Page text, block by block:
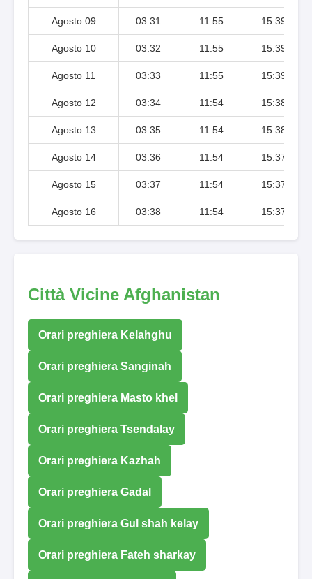
Agosto 09 03:31 11:55 15:39
Agosto 10 03:32 11:55 15:39
Agosto 11 03:33 11:55 15:39
Agosto 12 03:34 11:54 15:38
Agosto 13 03:35 11:54 15:38
Agosto 14 03:36 11:54 15:37
Agosto 15 03:37 11:54 15:37
Agosto 16 03:38 11:54 15:37
Città Vicine Afghanistan
Orari preghiera Kelahghu
Orari preghiera Sanginah
Orari preghiera Masto khel
Orari preghiera Tsendalay
Orari preghiera Kazhah
Orari preghiera Gadal
Orari preghiera Gul shah kelay
Orari preghiera Fateh sharkay